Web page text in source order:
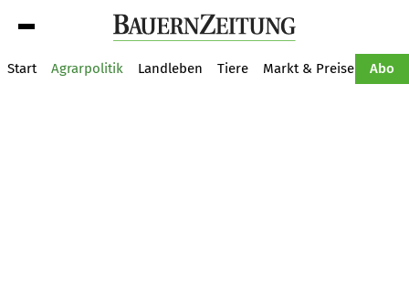
Start Agrarpolitik Landleben Tiere Markt & Preise Abo